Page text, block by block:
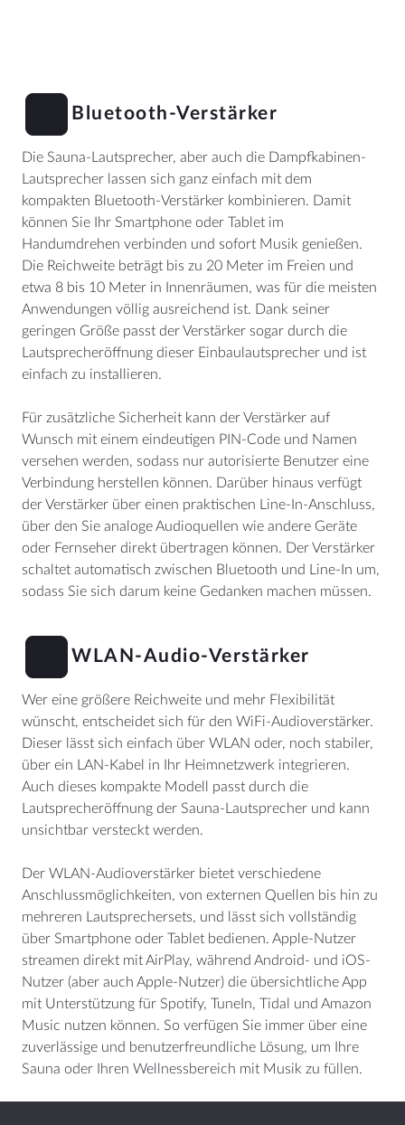
Bluetooth-Verstärker
Die Sauna-Lautsprecher, aber auch die Dampfkabinen-
Lautsprecher lassen sich ganz einfach mit dem
kompakten Bluetooth-Verstärker kombinieren. Damit
können Sie Ihr Smartphone oder Tablet im
Handumdrehen verbinden und sofort Musik genießen.
Die Reichweite beträgt bis zu 20 Meter im Freien und
etwa 8 bis 10 Meter in Innenräumen, was für die meisten
Anwendungen völlig ausreichend ist. Dank seiner
geringen Größe passt der Verstärker sogar durch die
Lautsprecheröffnung dieser Einbaulautsprecher und ist
einfach zu installieren.
Für zusätzliche Sicherheit kann der Verstärker auf
Wunsch mit einem eindeutigen PIN-Code und Namen
versehen werden, sodass nur autorisierte Benutzer eine
Verbindung herstellen können. Darüber hinaus verfügt
der Verstärker über einen praktischen Line-In-Anschluss,
über den Sie analoge Audioquellen wie andere Geräte
oder Fernseher direkt übertragen können. Der Verstärker
schaltet automatisch zwischen Bluetooth und Line-In um,
sodass Sie sich darum keine Gedanken machen müssen.
WLAN-Audio-Verstärker
Wer eine größere Reichweite und mehr Flexibilität
wünscht, entscheidet sich für den WiFi-Audioverstärker.
Dieser lässt sich einfach über WLAN oder, noch stabiler,
über ein LAN-Kabel in Ihr Heimnetzwerk integrieren.
Auch dieses kompakte Modell passt durch die
Lautsprecheröffnung der Sauna-Lautsprecher und kann
unsichtbar versteckt werden.
Der WLAN-Audioverstärker bietet verschiedene
Anschlussmöglichkeiten, von externen Quellen bis hin zu
mehreren Lautsprechersets, und lässt sich vollständig
über Smartphone oder Tablet bedienen. Apple-Nutzer
streamen direkt mit AirPlay, während Android- und iOS-
Nutzer (aber auch Apple-Nutzer) die übersichtliche App
mit Unterstützung für Spotify, TuneIn, Tidal und Amazon
Music nutzen können. So verfügen Sie immer über eine
zuverlässige und benutzerfreundliche Lösung, um Ihre
Sauna oder Ihren Wellnessbereich mit Musik zu füllen.